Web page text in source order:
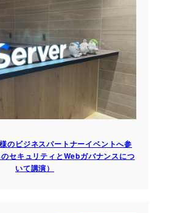
のビジネスパートナーイベントへ参
セキュリティとWebガバナンスにつ
いて講演）